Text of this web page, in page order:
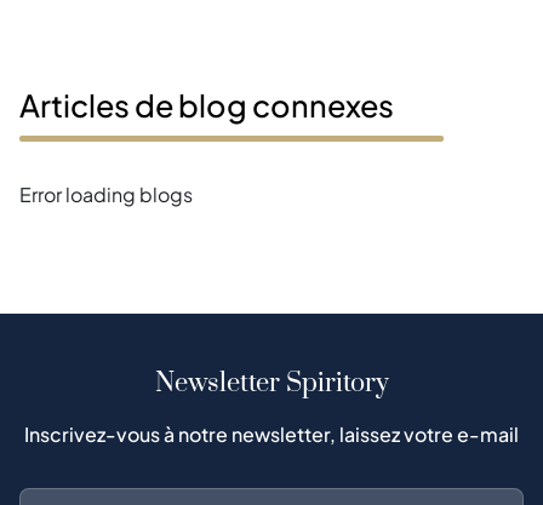
Articles de blog connexes
Error loading blogs
Newsletter Spiritory
Inscrivez-vous à notre newsletter, laissez votre e-mail